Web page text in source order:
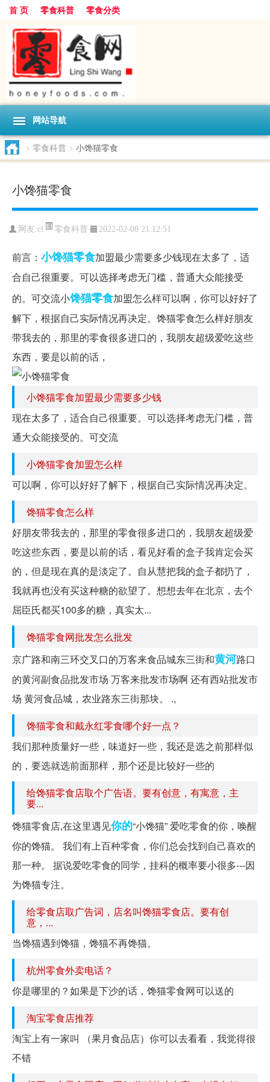
首 页 零食科普 零食分类
网站导航
> 零食科普 > 小馋猫零食
小馋猫零食
网友:cl 零食科普 2022-02-08 21:12:51
前言： 小馋猫零食加盟最少需要多少钱现在太多了，适
合自己很重要。可以选择考虑无门槛，普通大众能接受
的。可交流小馋猫零食加盟怎么样可以啊，你可以好好了
解下，根据自己实际情况再决定。馋猫零食怎么样好朋友
带我去的，那里的零食很多进口的，我朋友超级爱吃这些
东西，要是以前的话，
小馋猫零食加盟最少需要多少钱
现在太多了，适合自己很重要。可以选择考虑无门槛，普
通大众能接受的。可交流
小馋猫零食加盟怎么样
可以啊，你可以好好了解下，根据自己实际情况再决定。
馋猫零食怎么样
好朋友带我去的，那里的零食很多进口的，我朋友超级爱
吃这些东西，要是以前的话，看见好看的盒子我肯定会买
的，但是现在真的是淡定了。自从慧把我的盒子都扔了，
我就再也没有买这种糖的欲望了。想想去年在北京，去个
屈臣氏都买100多的糖，真实太...
馋猫零食网批发怎么批发
京广路和南三环交叉口的万客来食品城东三街和黄河路口
的黄河副食品批发市场 万客来批发市场啊 还有西站批发市
场 黄河食品城，农业路东三街那块。 .,
馋猫零食和戴永红零食哪个好一点？
我们那种质量好一些，味道好一些，我还是选之前那样似
的，要选就选前面那样，那个还是比较好一些的
给馋猫零食店取个广告语。要有创意，有寓意，主
要...
馋猫零食店,在这里遇见你的“小馋猫” 爱吃零食的你，唤醒
你的馋猫。 我们有上百种零食，你们总会找到自己喜欢的
那一种。 据说爱吃零食的同学，挂科的概率要小很多---因
为馋猫专注。
给零食店取广告词，店名叫馋猫零食店。要有创
意，...
当馋猫遇到馋猫，馋猫不再馋猫。
杭州零食外卖电话？
你是哪里的？如果是下沙的话，馋猫零食网可以送的
淘宝零食店推荐
淘宝上有一家叫 （果月食品店）你可以去看看，我觉得很
不错